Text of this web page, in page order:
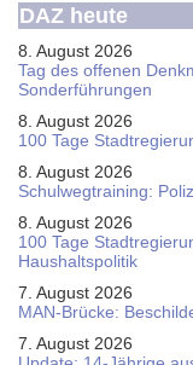
DAZ heute
8. August 2026
Tag des offenen
Sonderführungen
8. August 2026
100 Tage
8. August 2026
Schul­weg­trai­ning:
8. August 2026
100 Tage
Haushaltspolitik
7. August 2026
MAN-Brücke:
7. August 2026